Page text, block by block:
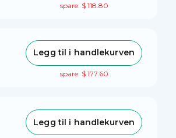
spare: $ 118.80
Legg til i handlekurven
spare: $ 177.60
Legg til i handlekurven